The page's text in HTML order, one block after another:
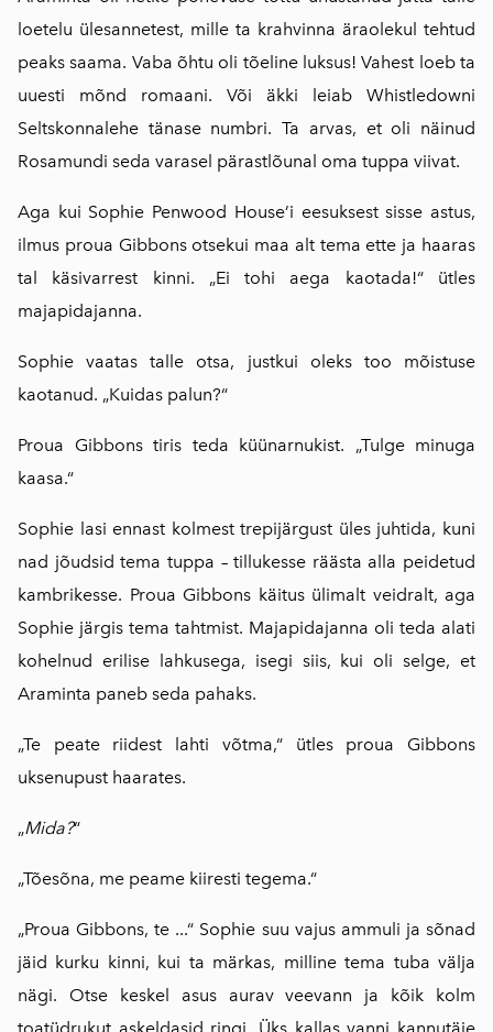
loetelu ülesannetest, mille ta krahvinna äraolekul tehtud
peaks saama. Vaba õhtu oli tõeline luksus! Vahest loeb ta
uuesti mõnd romaani. Või äkki leiab Whistledowni
Seltskonnalehe tänase numbri. Ta arvas, et oli näinud
Rosamundi seda varasel pärastlõunal oma tuppa viivat.
Aga kui Sophie Penwood House’i eesuksest sisse astus,
ilmus proua Gibbons otsekui maa alt tema ette ja haaras
tal käsivarrest kinni. „Ei tohi aega kaotada!“ ütles
majapidajanna.
Sophie vaatas talle otsa, justkui oleks too mõistuse
kaotanud. „Kuidas palun?“
Proua Gibbons tiris teda küünarnukist. „Tulge minuga
kaasa.“
Sophie lasi ennast kolmest trepijärgust üles juhtida, kuni
nad jõudsid tema tuppa – tillukesse räästa alla peidetud
kambrikesse. Proua Gibbons käitus ülimalt veidralt, aga
Sophie järgis tema tahtmist. Majapidajanna oli teda alati
kohelnud erilise lahkusega, isegi siis, kui oli selge, et
Araminta paneb seda pahaks.
„Te peate riidest lahti võtma,“ ütles proua Gibbons
uksenupust haarates.
„Mida?“
„Tõesõna, me peame kiiresti tegema.“
„Proua Gibbons, te ...“ Sophie suu vajus ammuli ja sõnad
jäid kurku kinni, kui ta märkas, milline tema tuba välja
nägi. Otse keskel asus aurav veevann ja kõik kolm